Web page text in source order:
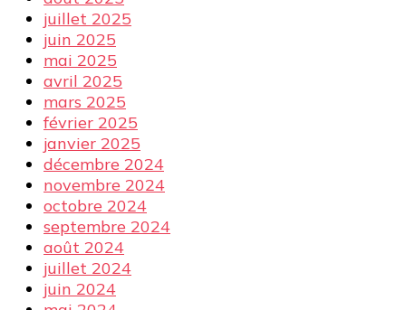
juillet 2025
juin 2025
mai 2025
avril 2025
mars 2025
février 2025
janvier 2025
décembre 2024
novembre 2024
octobre 2024
septembre 2024
août 2024
juillet 2024
juin 2024